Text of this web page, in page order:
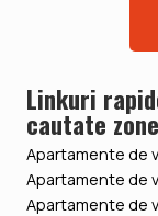
Linkuri
cautate
Apartamente de
Apartamente de
Apartamente de